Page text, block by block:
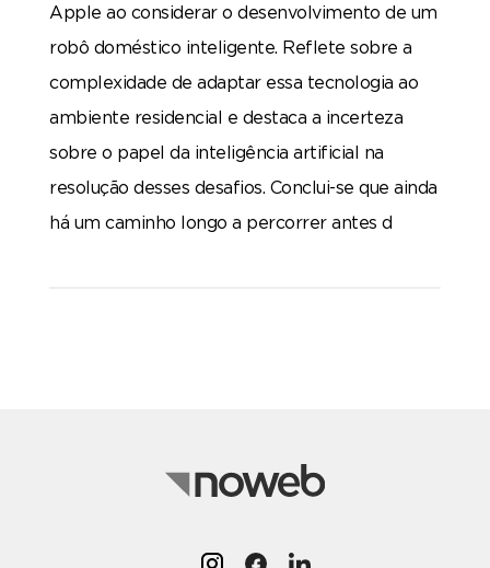
Apple ao considerar o desenvolvimento de um
robô doméstico inteligente. Reflete sobre a
complexidade de adaptar essa tecnologia ao
ambiente residencial e destaca a incerteza
sobre o papel da inteligência artificial na
resolução desses desafios. Conclui-se que ainda
há um caminho longo a percorrer antes d